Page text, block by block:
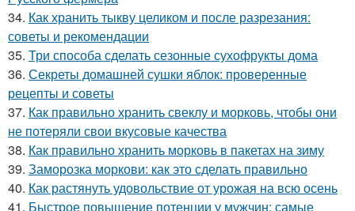
34. Как хранить тыкву целиком и после разрезания:
советы и рекомендации
35. Три способа сделать сезонные сухофрукты дома
36. Секреты домашней сушки яблок: проверенные
рецепты и советы
37. Как правильно хранить свеклу и морковь, чтобы они
не потеряли свои вкусовые качества
38. Как правильно хранить морковь в пакетах на зиму
39. Заморозка моркови: как это сделать правильно
40. Как растянуть удовольствие от урожая на всю осень
41. Быстрое повышение потенции у мужчин: самые